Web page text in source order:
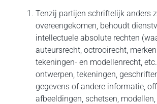
Tenzij partijen schriftelijk anders
overeengekomen, behoudt
intellectuele absolute rechten
auteursrecht, octrooirecht,
tekeningen- en modellen­recht,
ontwerpen, tekeningen,
gegevens of andere informatie,
afbeeldingen, schetsen,